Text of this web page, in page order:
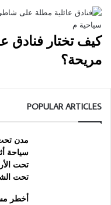
كيف تختار فنادق
مريحة؟
POPULAR ARTICLES
مدن
سياحة
تحت
تحت
أخطر